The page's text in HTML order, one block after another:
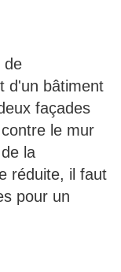
de
d'un bâtiment
façades
le mur
la
réduite, il faut
pour un